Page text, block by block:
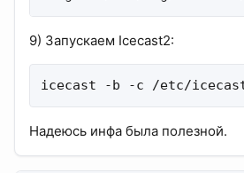
9) Запускаем Icecast2:
icecast -b -c /etc/
Надеюсь инфа была полезной.